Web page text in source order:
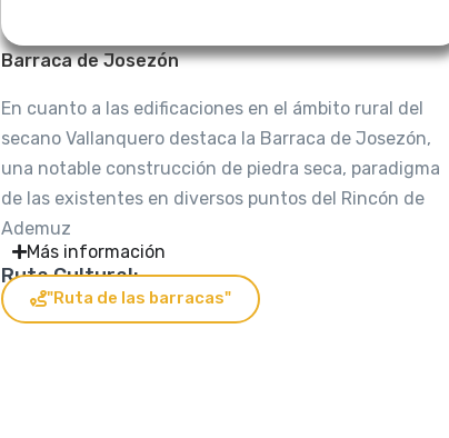
Barraca de Josezón
En cuanto a las edificaciones en el ámbito rural del
secano Vallanquero destaca la Barraca de Josezón,
una notable construcción de piedra seca, paradigma
de las existentes en diversos puntos del Rincón de
Ademuz
Más información
Ruta Cultural:
"Ruta de las barracas"